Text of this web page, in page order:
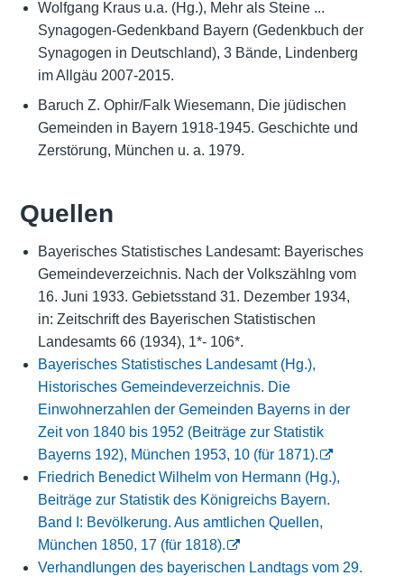
Wolfgang Kraus u.a. (Hg.), Mehr als Steine ...
Synagogen-Gedenkband Bayern (Gedenkbuch der
Synagogen in Deutschland), 3 Bände, Lindenberg
im Allgäu 2007-2015.
Baruch Z. Ophir/Falk Wiesemann, Die jüdischen
Gemeinden in Bayern 1918-1945. Geschichte und
Zerstörung, München u. a. 1979.
Quellen
Bayerisches Statistisches Landesamt: Bayerisches
Gemeindeverzeichnis. Nach der Volkszählng vom
16. Juni 1933. Gebietsstand 31. Dezember 1934,
in: Zeitschrift des Bayerischen Statistischen
Landesamts 66 (1934), 1*- 106*.
Bayerisches Statistisches Landesamt (Hg.),
Historisches Gemeindeverzeichnis. Die
Einwohnerzahlen der Gemeinden Bayerns in der
Zeit von 1840 bis 1952 (Beiträge zur Statistik
Bayerns 192), München 1953, 10 (für 1871).
Friedrich Benedict Wilhelm von Hermann (Hg.),
Beiträge zur Statistik des Königreichs Bayern.
Band I: Bevölkerung. Aus amtlichen Quellen,
München 1850, 17 (für 1818).
Verhandlungen des bayerischen Landtags vom 29.